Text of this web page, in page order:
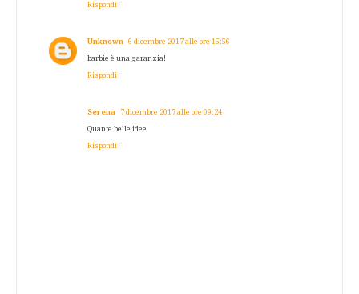
Rispondi
Unknown 6 dicembre 2017 alle ore 15:56
barbie è una garanzia!
Rispondi
Serena 7 dicembre 2017 alle ore 09:24
Quante belle idee
Rispondi